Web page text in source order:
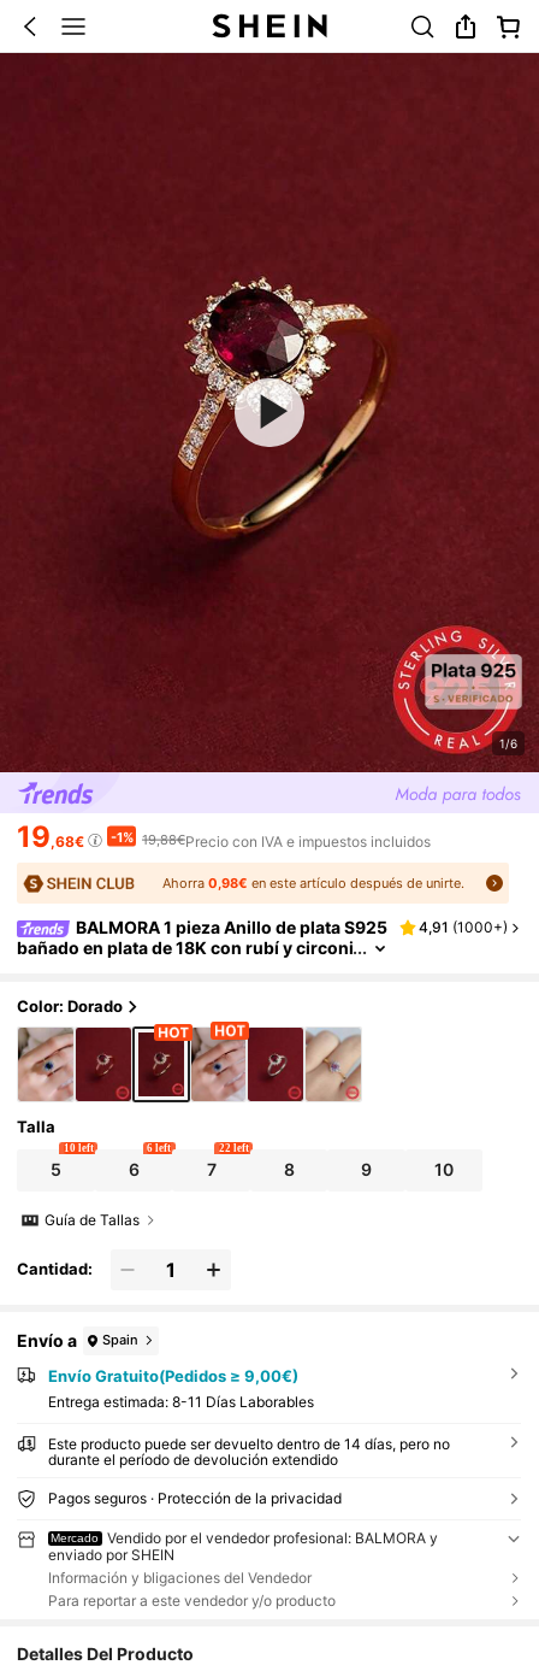
1/6
19,68€ -1% 19,88€Precio con IVA e impuestos incluidos
Ahorra0,98€ en este artículo después de unirte.
BALMORA 1 pieza Anillo de plata S925
bañado en plata de 18K con rubí y circoni
4,91 (1000+)
Color: Dorado
Talla
5
10 left
6
6 left
7
22 left
8 9 10
Guía de Tallas
Cantidad:
Envío a Spain
Envío Gratuito(Pedidos ≥ 9,00€)
Entrega estimada: 8-11 Días Laborables
Este producto puede ser devuelto dentro de 14 días, pero no
durante el período de devolución extendido
Pagos seguros · Protección de la privacidad
Mercado
Vendido por el vendedor profesional: BALMORA y
enviado por SHEIN
Información y bligaciones del Vendedor
Para reportar a este vendedor y/o producto
Detalles Del Producto